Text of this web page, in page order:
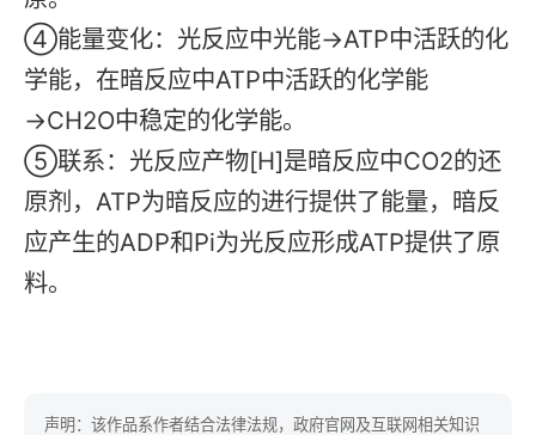
④能量变化：光反应中光能→ATP中活跃的化
学能，在暗反应中ATP中活跃的化学能
→CH2O中稳定的化学能。
⑤联系：光反应产物[H]是暗反应中CO2的还
原剂，ATP为暗反应的进行提供了能量，暗反
应产生的ADP和Pi为光反应形成ATP提供了原
料。
声明：该作品系作者结合法律法规，政府官网及互联网相关知识